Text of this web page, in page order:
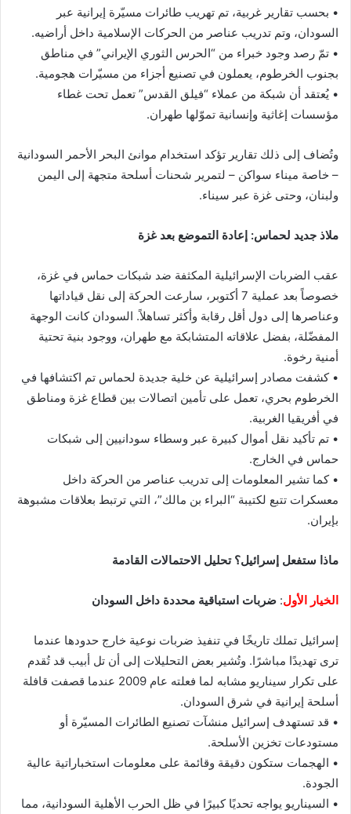
• بحسب تقارير غربية، تم تهريب طائرات مسيّرة إيرانية عبر
السودان، وتم تدريب عناصر من الحركات الإسلامية داخل أراضيه.
• تمّ رصد وجود خبراء من “الحرس الثوري الإيراني” في مناطق
بجنوب الخرطوم، يعملون في تصنيع أجزاء من مسيّرات هجومية.
• يُعتقد أن شبكة من عملاء “فيلق القدس” تعمل تحت غطاء
مؤسسات إغاثية وإنسانية تموّلها طهران.
وتُضاف إلى ذلك تقارير تؤكد استخدام موانئ البحر الأحمر السودانية
– خاصة ميناء سواكن – لتمرير شحنات أسلحة متجهة إلى اليمن
ولبنان، وحتى غزة عبر سيناء.
ملاذ جديد لحماس: إعادة التموضع بعد غزة
عقب الضربات الإسرائيلية المكثفة ضد شبكات حماس في غزة،
خصوصاً بعد عملية 7 أكتوبر، سارعت الحركة إلى نقل قياداتها
وعناصرها إلى دول أقل رقابة وأكثر تساهلاً. السودان كانت الوجهة
المفضّلة، بفضل علاقاته المتشابكة مع طهران، ووجود بنية تحتية
أمنية رخوة.
• كشفت مصادر إسرائيلية عن خلية جديدة لحماس تم اكتشافها في
الخرطوم بحري، تعمل على تأمين اتصالات بين قطاع غزة ومناطق
في أفريقيا الغربية.
• تم تأكيد نقل أموال كبيرة عبر وسطاء سودانيين إلى شبكات
حماس في الخارج.
• كما تشير المعلومات إلى تدريب عناصر من الحركة داخل
معسكرات تتبع لكتيبة “البراء بن مالك”، التي ترتبط بعلاقات مشبوهة
بإيران.
ماذا ستفعل إسرائيل؟ تحليل الاحتمالات القادمة
الخيار الأول: ضربات استباقية محددة داخل السودان
إسرائيل تملك تاريخًا في تنفيذ ضربات نوعية خارج حدودها عندما
ترى تهديدًا مباشرًا. وتُشير بعض التحليلات إلى أن تل أبيب قد تُقدم
على تكرار سيناريو مشابه لما فعلته عام 2009 عندما قصفت قافلة
أسلحة إيرانية في شرق السودان.
• قد تستهدف إسرائيل منشآت تصنيع الطائرات المسيّرة أو
مستودعات تخزين الأسلحة.
• الهجمات ستكون دقيقة وقائمة على معلومات استخباراتية عالية
الجودة.
• السيناريو يواجه تحديًا كبيرًا في ظل الحرب الأهلية السودانية، مما